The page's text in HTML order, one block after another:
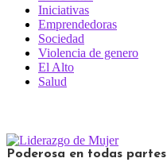
Iniciativas
Emprendedoras
Sociedad
Violencia de genero
El Alto
Salud
Poderosa en todas partes